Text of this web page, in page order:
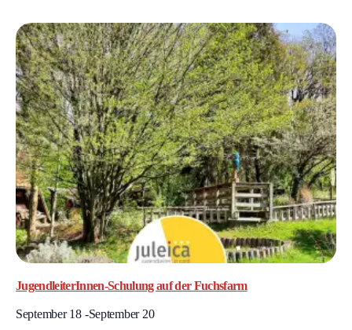
JugendleiterInnen-Schulung auf der Fuchsfarm
September 18 -September 20